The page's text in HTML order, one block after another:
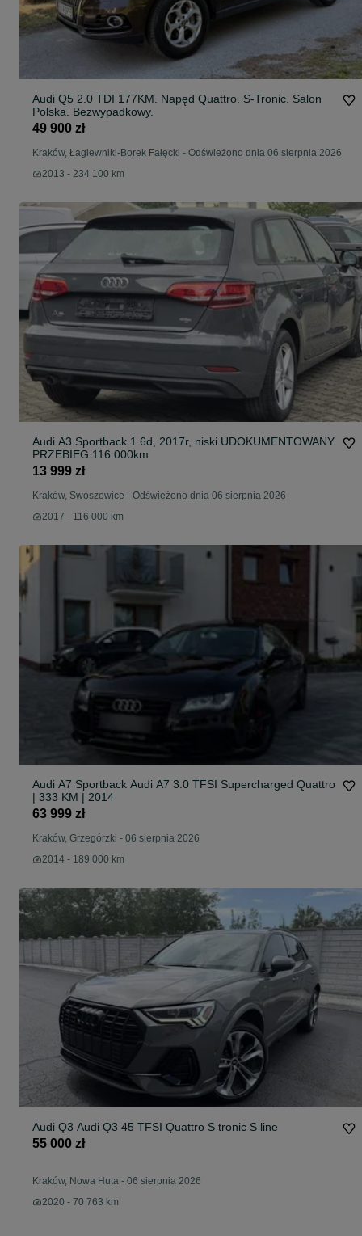
Audi Q5 2.0 TDI 177KM. Napęd Quattro. S-Tronic. Salon
Polska. Bezwypadkowy.
49 900 zł
Kraków, Łagiewniki-Borek Fałęcki - Odświeżono dnia 06 sierpnia 2026
2013 - 234 100 km
Audi A3 Sportback 1.6d, 2017r, niski UDOKUMENTOWANY
PRZEBIEG 116.000km
13 999 zł
Kraków, Swoszowice - Odświeżono dnia 06 sierpnia 2026
2017 - 116 000 km
Audi A7 Sportback Audi A7 3.0 TFSI Supercharged Quattro
| 333 KM | 2014
63 999 zł
Kraków, Grzegórzki - 06 sierpnia 2026
2014 - 189 000 km
Audi Q3 Audi Q3 45 TFSI Quattro S tronic S line
55 000 zł
Kraków, Nowa Huta - 06 sierpnia 2026
2020 - 70 763 km